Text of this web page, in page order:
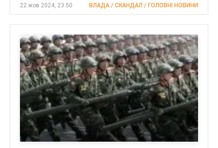
22 жов 2024, 23:50 ВЛАДА / СКАНДАЛ / ГОЛОВНІ НОВИНИ